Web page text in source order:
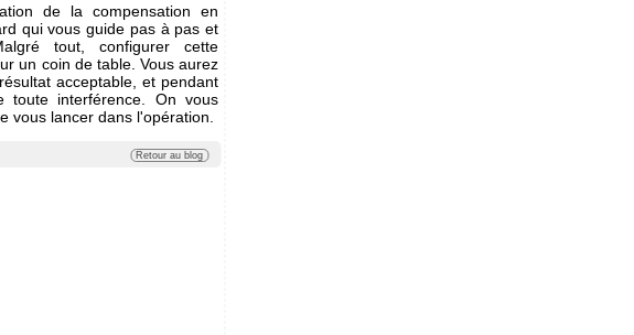
de la compensation en
qui vous guide pas à pas et
tout, configurer cette
un coin de table. Vous aurez
acceptable, et pendant
toute interférence. On vous
vous lancer dans l'opération.
Retour au blog